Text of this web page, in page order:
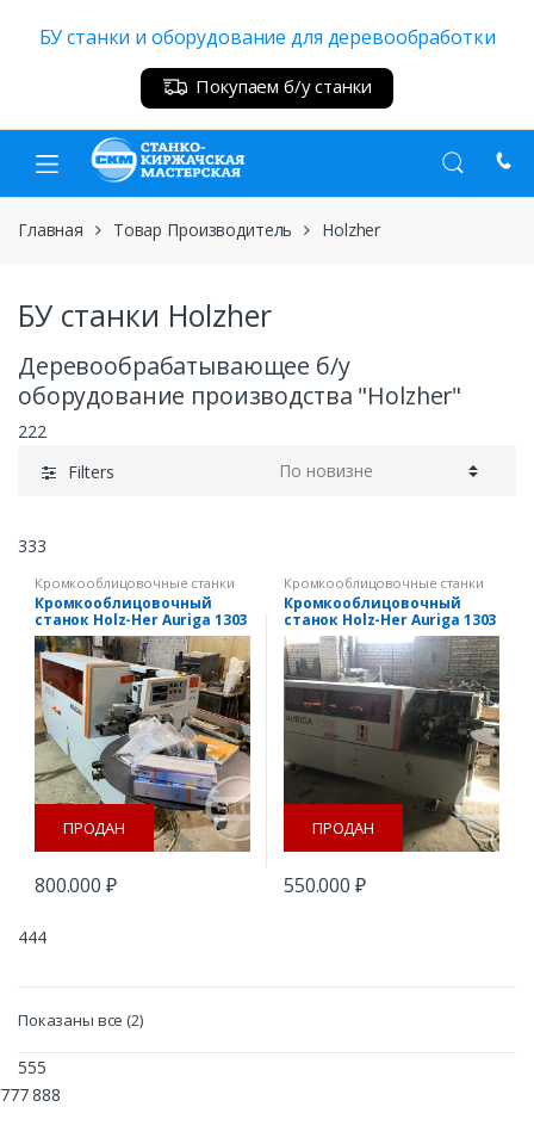
БУ станки и оборудование для деревообработки
Покупаем б/у станки
Главная Товар Производитель Holzher
БУ станки Holzher
Деревообрабатывающее б/у
оборудование производства "Holzher"
222
Filters
333
Кромкооблицовочные станки
Кромкооблицовочный
станок Holz-Her Auriga 1303
ПРОДАН
800.000 ₽
Кромкооблицовочные станки
Кромкооблицовочный
станок Holz-Her Auriga 1303
Б/у
ПРОДАН
550.000 ₽
444
Показаны все (2)Сортировка:
самые
555
777 888